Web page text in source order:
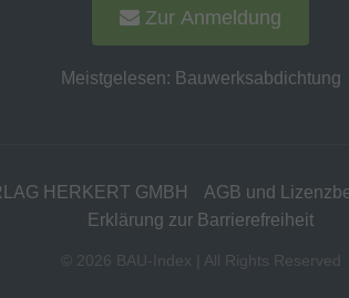
Zur Anmeldung
Meistgelesen: Bauwerksabdichtung
HERKERT GMBH AGB und
Erklärung zur Barrierefreiheit
2026 BAU-Index | All Rights Reserved